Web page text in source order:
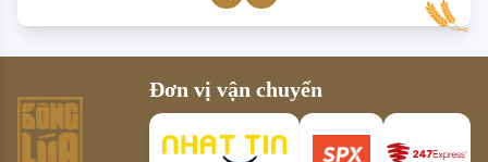
Đơn vị vận chuyển